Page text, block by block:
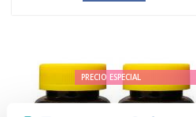
PRECIO ESPECIAL